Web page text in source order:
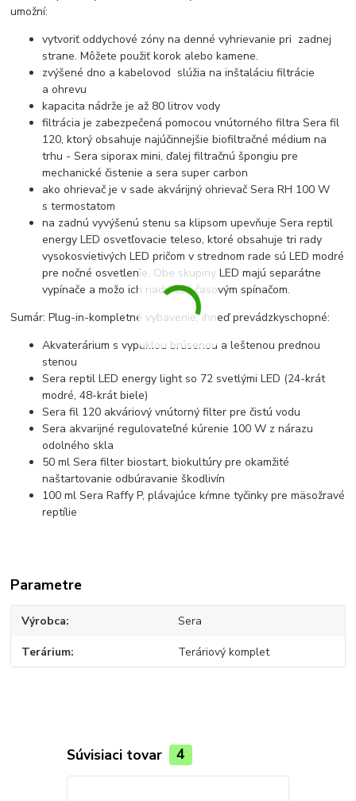
umožní:
vytvoriť oddychové zóny na denné vyhrievanie pri zadnej
strane. Môžete použiť korok alebo kamene.
zvýšené dno a kabelovod slúžia na inštaláciu filtrácie
a ohrevu
kapacita nádrže je až 80 litrov vody
filtrácia je zabezpečená pomocou vnútorného filtra Sera fil
120, ktorý obsahuje najúčinnejšie biofiltračné médium na
trhu - Sera siporax mini, ďalej filtračnú špongiu pre
mechanické čistenie a sera super carbon
ako ohrievač je v sade akvárijný ohrievač Sera RH 100 W
s termostatom
na zadnú vyvýšenú stenu sa klipsom upevňuje Sera reptil
energy LED osvetľovacie teleso, ktoré obsahuje tri rady
vysokosvietivých LED pričom v strednom rade sú LED modré
pre nočné osvetlenie. Obe skupiny LED majú separátne
vypínače a možo ich riadiť tiež časovým spínačom.
Sumár: Plug-in-kompletné vybavenie, ihneď prevádzkyschopné:
Akvaterárium s vypuklou brúsenou a leštenou prednou
stenou
Sera reptil LED energy light so 72 svetlými LED (24-krát
modré, 48-krát biele)
Sera fil 120 akváriový vnútorný filter pre čistú vodu
Sera akvarijné regulovateľné kúrenie 100 W z nárazu
odolného skla
50 ml Sera filter biostart, biokultúry pre okamžité
naštartovanie odbúravanie škodlivín
100 ml Sera Raffy P, plávajúce kŕmne tyčinky pre mäsožravé
reptílie
Parametre
Výrobca Sera
Terárium Teráriový komplet
Súvisiaci tovar 4